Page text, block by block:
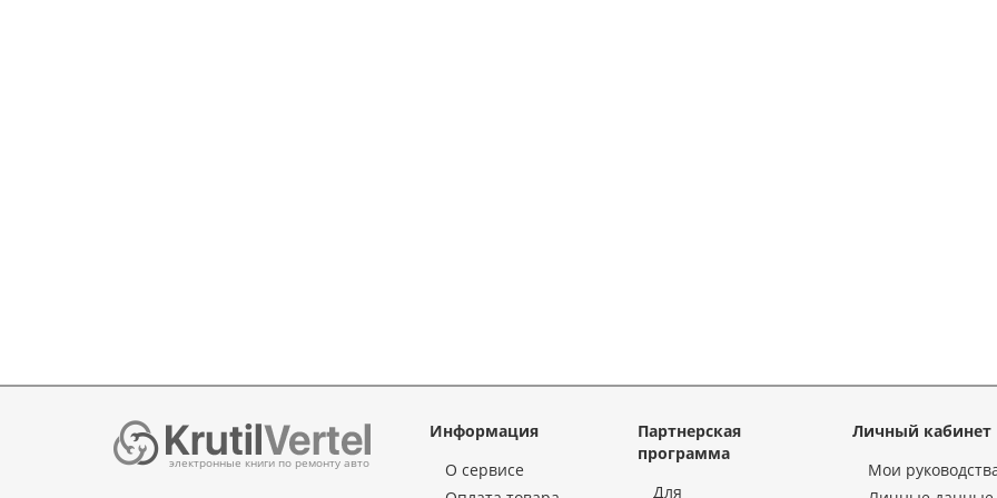
электронные книги по ремонту авто
Информация
О сервисе
Партнерская
программа
Для
Личный кабинет
Мои